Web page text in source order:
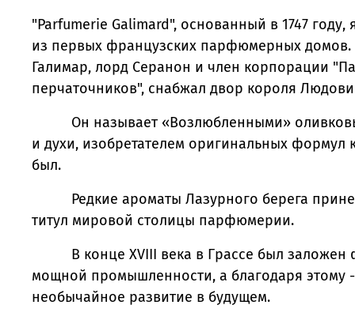
"Parfumerie Galimard", основанный в 1747 году,
из первых французских парфюмерных
Галимар, лорд Серанон и член корпорации
перчаточников", снабжал двор короля
Он называет «Возлюбленными»
и духи, изобретателем оригинальных формул
был.
Редкие ароматы Лазурного берега
титул мировой столицы парфюмерии.
В конце XVIII века в Грассе был заложен
мощной промышленности, а благодаря этому
необычайное развитие в будущем.